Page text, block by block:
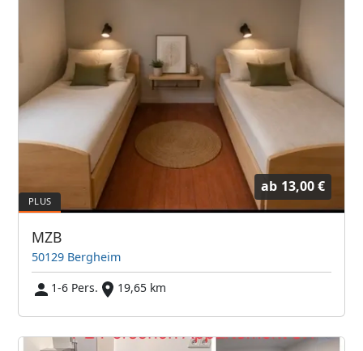
ab 13,00 €
MZB
50129 Bergheim
1-6 Pers.
19,65 km